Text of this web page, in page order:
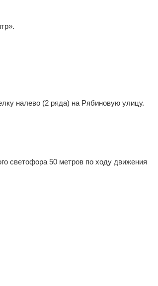
налево (2 ряда) на Рябиновую улицу.
светофора 50 метров по ходу движения